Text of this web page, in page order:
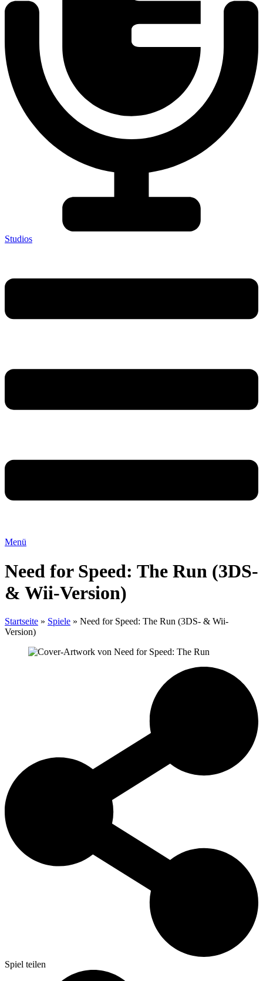
Studios
Menü
Need for Speed: The Run (3DS-
& Wii-Version)
Startseite » Spiele » Need for Speed: The Run (3DS- & Wii-
Version)
Spiel teilen